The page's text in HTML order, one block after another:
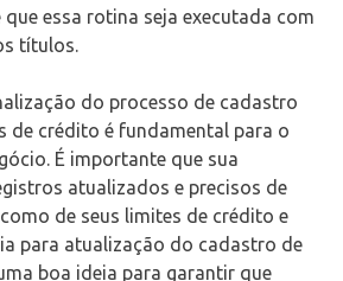
que essa rotina seja executada com
títulos.
do processo de cadastro
de crédito é fundamental para o
É importante que sua
atualizados e precisos de
de seus limites de crédito e
para atualização do cadastro de
boa ideia para garantir que